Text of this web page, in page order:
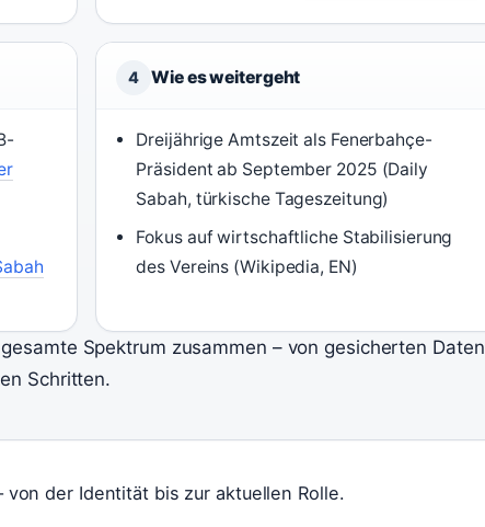
4 Wie es weitergeht
Dreijährige Amtszeit als Fenerbahçe-
Präsident ab September 2025 (Daily
Sabah, türkische Tageszeitung)
Fokus auf wirtschaftliche Stabilisierung
des Vereins (Wikipedia, EN)
Spektrum zusammen – von gesicherten Daten
Schritten.
der Identität bis zur aktuellen Rolle.